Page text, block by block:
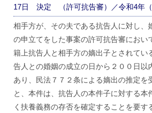
17日 決定 （許可抗告審）／令和4年
相手方が、その夫である抗告人に対し、
の申立てをした事案の許可抗告審におい
籍上抗告人と相手方の嫡出子とされてい
告人との婚姻の成立の日から２００日以
あり、民法７７２条による嫡出の推定を
と、本件は、抗告人の本件子に対する本
く扶養義務の存否を確定することを要す